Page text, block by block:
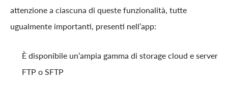
attenzione a ciascuna di queste funzionalità, tutte
ugualmente importanti, presenti nell’app:
È disponibile un’ampia gamma di storage cloud e server
FTP o SFTP